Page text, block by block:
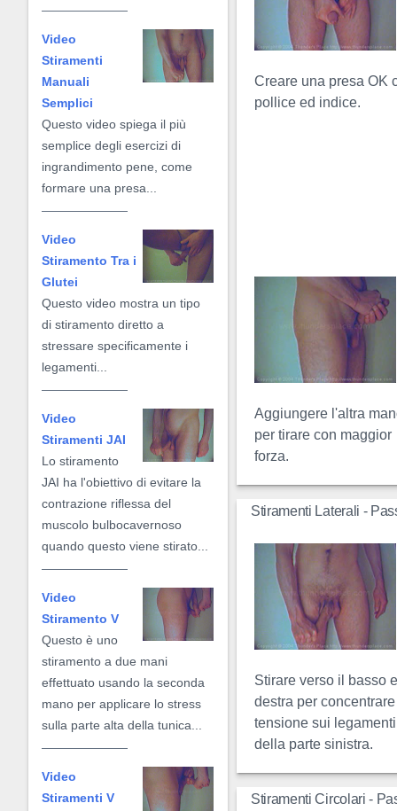
Video
Stiramenti
Manuali
Semplici
Questo video spiega il più
semplice degli esercizi di
ingrandimento pene, come
formare una presa...
Video
Stiramento Tra i
Glutei
Questo video mostra un tipo
di stiramento diretto a
stressare specificamente i
legamenti...
Video
Stiramenti JAI
Lo stiramento
JAI ha l'obiettivo di evitare la
contrazione riflessa del
muscolo bulbocavernoso
quando questo viene stirato...
Video
Stiramento V
Questo è uno
stiramento a due mani
effettuato usando la seconda
mano per applicare lo stress
sulla parte alta della tunica...
Video
Stiramenti V
Creare una presa OK
pollice ed indice.
Aggiungere l'altra
per tirare con maggior
forza.
Stiramenti Laterali -
Stirare verso il basso
destra per
tensione sui legamenti
della parte sinistra.
Stiramenti Circolari -